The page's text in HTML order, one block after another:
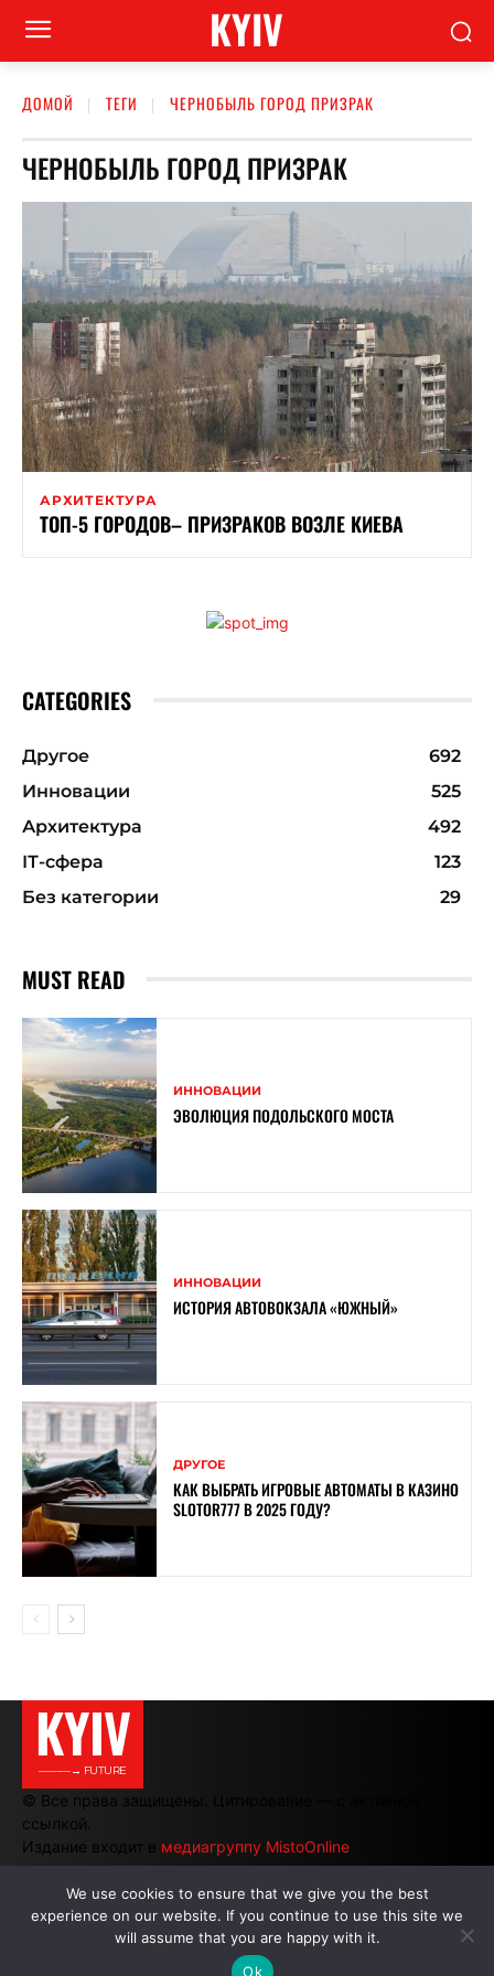
KYIV
ДОМОЙ ТЕГИ ЧЕРНОБЫЛЬ ГОРОД ПРИЗРАК
ЧЕРНОБЫЛЬ ГОРОД ПРИЗРАК
АРХИТЕКТУРА
ТОП-5 ГОРОДОВ– ПРИЗРАКОВ ВОЗЛЕ КИЕВА
CATEGORIES
Другое
692
Инновации
525
Архитектура
492
ІТ-сфера
123
Без категории
29
MUST READ
ИННОВАЦИИ
ЭВОЛЮЦИЯ ПОДОЛЬСКОГО МОСТА
ИННОВАЦИИ
ИСТОРИЯ АВТОВОКЗАЛА «ЮЖНЫЙ»
ДРУГОЕ
КАК ВЫБРАТЬ ИГРОВЫЕ АВТОМАТЫ В КАЗИНО
SLOTOR777 В 2025 ГОДУ?
KYIV
———→ FUTURE
© Все права защищены. Цитирование — с активной
ссылкой.
Издание входит в медиагруппу MistoOnline
АВТОРЫ | РЕКЛАМА НА САЙТЕ
We use cookies to ensure that we give you the best
experience on our website. If you continue to use this site we
will assume that you are happy with it.
Ok